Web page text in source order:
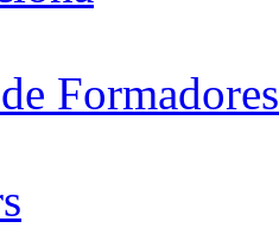
Formadores